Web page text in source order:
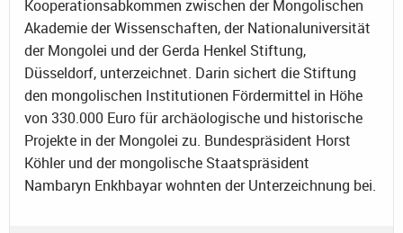
Kooperationsabkommen zwischen der Mongolischen
Akademie der Wissenschaften, der Nationaluniversität
der Mongolei und der Gerda Henkel Stiftung,
Düsseldorf, unterzeichnet. Darin sichert die Stiftung
den mongolischen Institutionen Fördermittel in Höhe
von 330.000 Euro für archäologische und historische
Projekte in der Mongolei zu. Bundespräsident Horst
Köhler und der mongolische Staatspräsident
Nambaryn Enkhbayar wohnten der Unterzeichnung bei.